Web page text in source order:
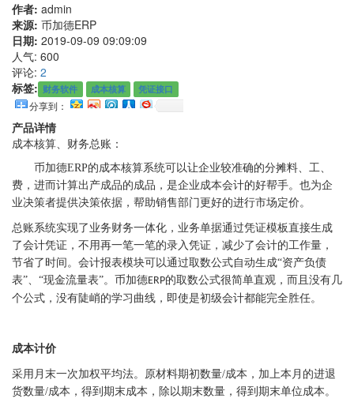
作者: admin
来源: 币加德ERP
日期: 2019-09-09 09:09:09
人气: 600
评论: 2
标签: 财务软件 成本核算 凭证接口
分享到：
产品详情
成本核算、财务总账：
币加德ERP的成本核算系统可以让企业较准确的分摊料、工、
费，进而计算出产成品的成品，是企业成本会计的好帮手。也为企
业决策者提供决策依据，帮助销售部门更好的进行市场定价。
总账系统实现了业务财务一体化，业务单据通过凭证模板直接生成
了会计凭证，不用再一笔一笔的录入凭证，减少了会计的工作量，
节省了时间。会计报表模块可以通过取数公式自动生成“资产负债
表”、“现金流量表”。币加德ERP的取数公式很简单直观，而且没有几
个公式，没有陡峭的学习曲线，即使是初级会计都能完全胜任。
成本计价
采用月末一次加权平均法。原材料期初数量/成本，加上本月的进退
货数量/成本，得到期末成本，除以期末数量，得到期末单位成本。